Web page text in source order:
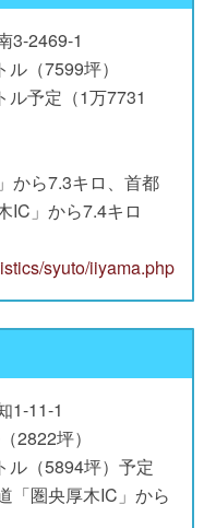
3-2469-1
（7599坪）
ル予定（1万7731
から7.3キロ、首都
IC」から7.4キロ
syuto/iiyama.php
1-11-1
2822坪）
ル（5894坪）予定
「圏央厚木IC」から